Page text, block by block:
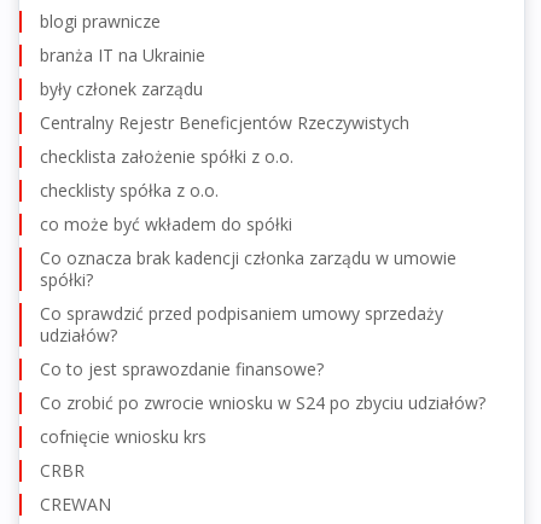
blogi prawnicze
branża IT na Ukrainie
były członek zarządu
Centralny Rejestr Beneficjentów Rzeczywistych
checklista założenie spółki z o.o.
checklisty spółka z o.o.
co może być wkładem do spółki
Co oznacza brak kadencji członka zarządu w umowie
spółki?
Co sprawdzić przed podpisaniem umowy sprzedaży
udziałów?
Co to jest sprawozdanie finansowe?
Co zrobić po zwrocie wniosku w S24 po zbyciu udziałów?
cofnięcie wniosku krs
CRBR
CREWAN